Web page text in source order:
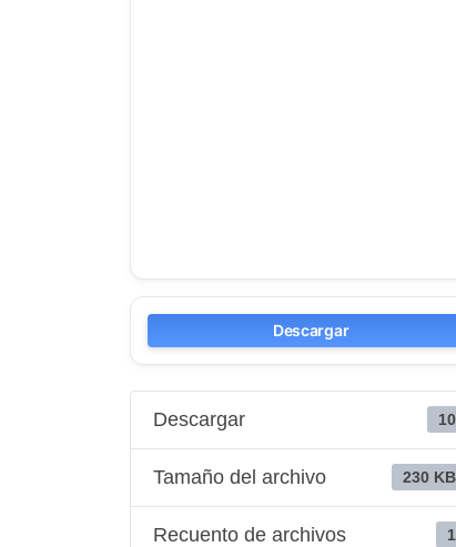
Descargar
Descargar 10
Tamaño del archivo 230 KB
Recuento de archivos 1